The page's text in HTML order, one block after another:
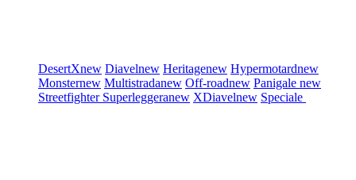
DesertXnew Diavelnew Heritagenew Hypermotardnew
Monsternew Multistradanew Off-roadnew Panigale new
Streetfighter Superleggeranew XDiavelnew Speciale